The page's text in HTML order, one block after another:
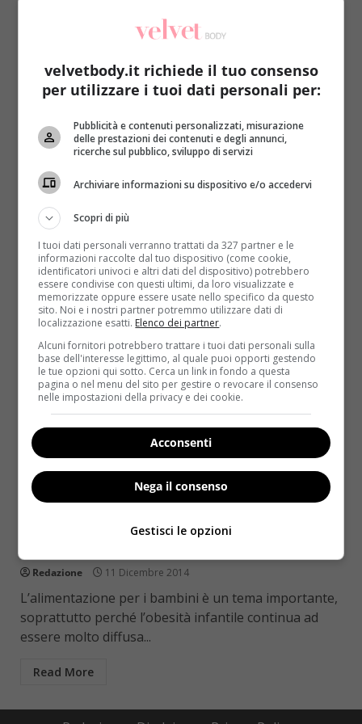
Linea a prova di panettone. Come
sopravvivere a pranzi e cenoni delle feste
Il Natale è ormai arrivato e molto probabilmente, nei
prossimi giorni, arriveranno anche i chili di troppo....
Read More
Annamaria Acquaviva: “I bambini obesi e le
Redazione 11 Dicembre 2014
L’alimentazione per i bambini è un tema importante,
soprattutto perché l’obesità infantile continua ad
essere molto diffusa...
Read More
velvetbody.it richiede il tuo consenso
per utilizzare i tuoi dati personali per:
Pubblicità e contenuti personalizzati, misurazione
delle prestazioni dei contenuti e degli annunci,
ricerche sul pubblico, sviluppo di servizi
Archiviare informazioni su dispositivo e/o accedervi
Scopri di più
I tuoi dati personali verranno trattati da 327 partner e le
informazioni raccolte dal tuo dispositivo (come cookie,
identificatori univoci e altri dati del dispositivo) potrebbero
essere condivise con questi ultimi, da loro visualizzate e
memorizzate oppure essere usate nello specifico da questo
sito. Noi e i nostri partner potremmo utilizzare dati di
localizzazione esatti. Elenco dei partner.
Alcuni fornitori potrebbero trattare i tuoi dati personali sulla
base dell'interesse legittimo, al quale puoi opporti gestendo
le tue opzioni qui sotto. Cerca un link in fondo a questa
pagina o nel menu del sito per gestire o revocare il consenso
nelle impostazioni della privacy e dei cookie.
Acconsenti
Nega il consenso
Gestisci le opzioni